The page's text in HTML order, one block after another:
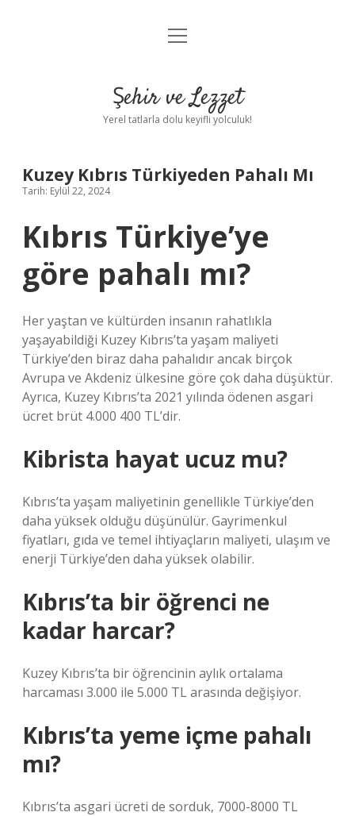
Anasayfa
Yasal Uyarı
menüyü
Şehir ve Lezzet
Yerel tatlarla dolu keyifli yolculuk!
Kuzey Kıbrıs Türkiyeden Pahalı Mı
Tarih: Eylül 22, 2024
Kıbrıs Türkiye’ye
göre pahalı mı?
Her yaştan ve kültürden insanın rahatlıkla
yaşayabildiği Kuzey Kıbrıs’ta yaşam maliyeti
Türkiye’den biraz daha pahalıdır ancak birçok
Avrupa ve Akdeniz ülkesine göre çok daha düşüktür.
Ayrıca, Kuzey Kıbrıs’ta 2021 yılında ödenen asgari
ücret brüt 4.000 400 TL’dir.
Kibrista hayat ucuz mu?
Kıbrıs’ta yaşam maliyetinin genellikle Türkiye’den
daha yüksek olduğu düşünülür. Gayrimenkul
fiyatları, gıda ve temel ihtiyaçların maliyeti, ulaşım ve
enerji Türkiye’den daha yüksek olabilir.
Kıbrıs’ta bir öğrenci ne
kadar harcar?
Kuzey Kıbrıs’ta bir öğrencinin aylık ortalama
harcaması 3.000 ile 5.000 TL arasında değişiyor.
Kıbrıs’ta yeme içme pahalı
mı?
Kıbrıs’ta asgari ücreti de sorduk, 7000-8000 TL